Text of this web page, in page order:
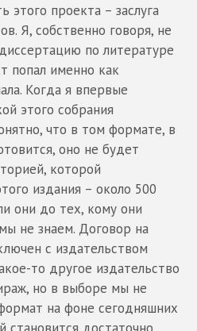
этого проекта – заслуга
Я, собственно говоря, не
по литературе
попал именно как
Когда я впервые
этого собрания
что в том формате, в
оно не будет
которой
издания – около 500
они до тех, кому они
не знаем. Договор на
с издательством
то другое издательство
но в выборе мы не
на фоне сегодняшних